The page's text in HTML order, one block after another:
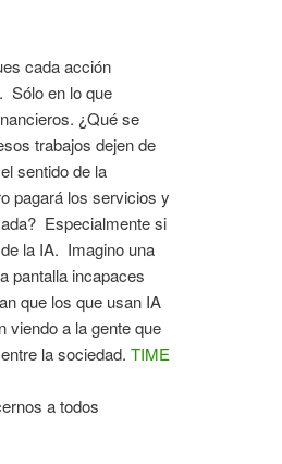
cada acción
Sólo en lo que
¿Qué se
trabajos dejen de
sentido de la
pagará los servicios y
Especialmente si
la IA. Imagino una
pantalla incapaces
que los que usan IA
viendo a la gente que
la sociedad. TIME
a todos